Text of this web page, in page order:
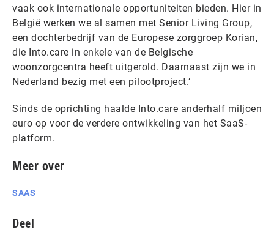
vaak ook internationale opportuniteiten bieden. Hier in
België werken we al samen met Senior Living Group,
een dochterbedrijf van de Europese zorggroep Korian,
die Into.care in enkele van de Belgische
woonzorgcentra heeft uitgerold. Daarnaast zijn we in
Nederland bezig met een pilootproject.’
Sinds de oprichting haalde Into.care anderhalf miljoen
euro op voor de verdere ontwikkeling van het SaaS-
platform.
Meer over
SAAS
Deel